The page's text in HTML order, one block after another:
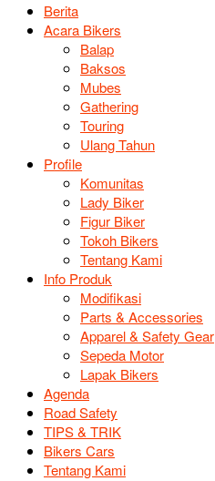
Berita
Acara Bikers
Balap
Baksos
Mubes
Gathering
Touring
Ulang Tahun
Profile
Komunitas
Lady Biker
Figur Biker
Tokoh Bikers
Tentang Kami
Info Produk
Modifikasi
Parts & Accessories
Apparel & Safety Gear
Sepeda Motor
Lapak Bikers
Agenda
Road Safety
TIPS & TRIK
Bikers Cars
Tentang Kami